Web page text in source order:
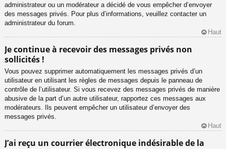
administrateur ou un modérateur a décidé de vous empêcher d’envoyer
des messages privés. Pour plus d’informations, veuillez contacter un
administrateur du forum.
Haut
Je continue à recevoir des messages privés non
sollicités !
Vous pouvez supprimer automatiquement les messages privés d’un
utilisateur en utilisant les règles de messages depuis le panneau de
contrôle de l’utilisateur. Si vous recevez des messages privés de manière
abusive de la part d’un autre utilisateur, rapportez ces messages aux
modérateurs. Ils peuvent empêcher un utilisateur d’envoyer des
messages privés.
Haut
J’ai reçu un courrier électronique indésirable de la